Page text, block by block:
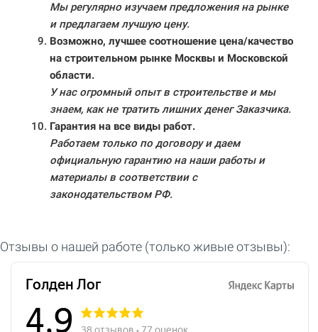
Мы регулярно изучаем предложения на рынке
и предлагаем лучшую цену.
Возможно, лучшее соотношение цена/качество
на строительном рынке Москвы и Московской
области.
У нас огромный опыт в строительстве и мы
знаем, как не тратить лишних денег Заказчика.
Гарантия на все виды работ.
Работаем только по договору и даем
официальную гарантию на наши работы и
материалы в соответствии с
законодательством РФ.
Отзывы о нашей работе (только живые отзывы):